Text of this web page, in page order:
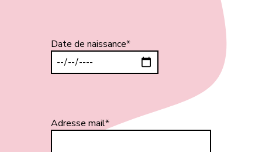
Date de naissance*
Adresse mail*